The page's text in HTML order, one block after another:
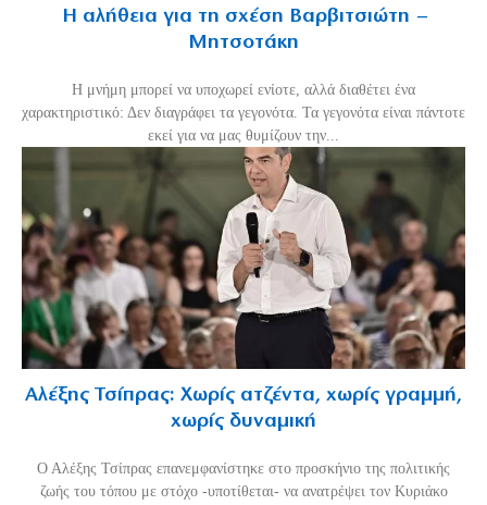
Η αλήθεια για τη σχέση Βαρβιτσιώτη –
Μητσοτάκη
H μνήμη μπορεί να υποχωρεί ενίοτε, αλλά διαθέτει ένα
χαρακτηριστικό: Δεν διαγράφει τα γεγονότα. Τα γεγονότα είναι πάντοτε
εκεί για να μας θυμίζουν την...
Αλέξης Τσίπρας: Χωρίς ατζέντα, χωρίς γραμμή,
χωρίς δυναμική
Ο Αλέξης Τσίπρας επανεμφανίστηκε στο προσκήνιο της πολιτικής
ζωής του τόπου με στόχο -υποτίθεται- να ανατρέψει τον Κυριάκο